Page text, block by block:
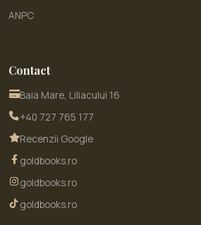
ANPC
Contact
Baia Mare, Liliacului 16
+40 727 765 177
Recenzii Google
goldbooks.ro
goldbooks.ro
goldbooks.ro